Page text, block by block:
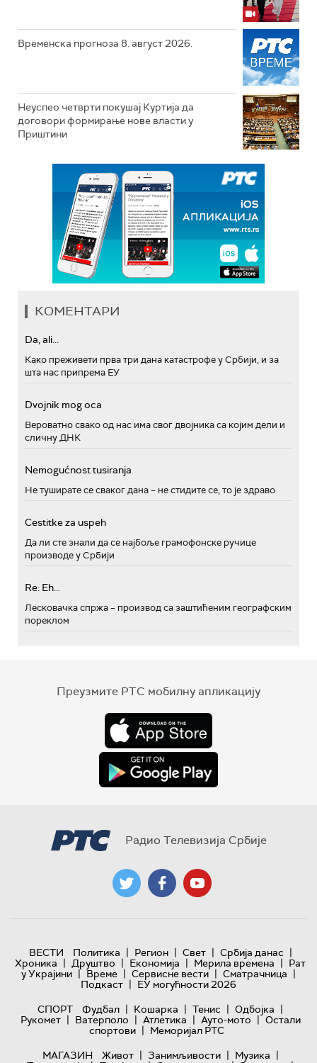
Временска прогноза 8. август 2026.
Неуспео четврти покушај Куртија да
договори формирање нове власти у
Приштини
КОМЕНТАРИ
Da, ali...
Како преживети прва три дана катастрофе у Србији, и за
шта нас припрема ЕУ
Dvojnik mog oca
Вероватно свако од нас има свог двојника са којим дели и
сличну ДНК
Nemogućnost tusiranja
Не туширате се сваког дана – не стидите се, то је здраво
Cestitke za uspeh
Да ли сте знали да се најбоље грамофонске ручице
производе у Србији
Re: Eh...
Лесковачка спржа – производ са заштићеним географским
пореклом
Преузмите РТС мобилну апликацију
Радио Телевизија Србије
ВЕСТИ Политика | Регион | Свет | Србија данас |
Хроника | Друштво | Економија | Мерила времена | Рат
у Украјини | Време | Сервисне вести | Сматрачница |
Подкаст | ЕУ могућности 2026
СПОРТ
Фудбал | Кошарка | Тенис | Одбојка |
Рукомет | Ватерполо | Атлетика | Ауто-мото | Остали
спортови | Меморијал РТС
МАГАЗИН
Живот | Занимљивости | Музика |